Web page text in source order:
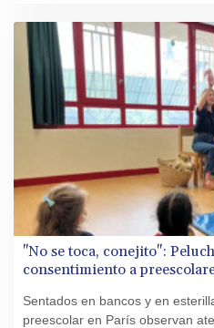
"No se toca, conejito":
consentimiento a
Sentados en bancos y en
preescolar en París observan